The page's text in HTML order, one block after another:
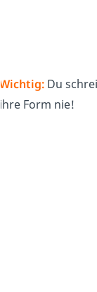
Wichtig: Du
ihre Form nie!